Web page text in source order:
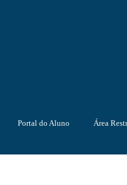
Portal do Aluno Área